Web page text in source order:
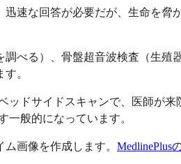
速な回答が必要だが、生命を脅
べる）、骨盤超音波検査（生殖
。
ドサイドスキャンで、医師が
般的になっています。
画像を作成します。 MedlinePlus